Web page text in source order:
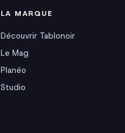
LA MARQUE
Découvrir Tablonoir
Le Mag
Planéo
Studio